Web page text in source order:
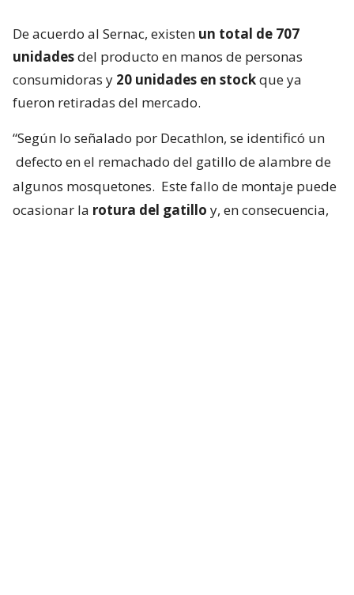
De acuerdo al Sernac, existen un total de 707
unidadesdel producto en manos de personas
consumidoras y 20 unidades en stockque ya
fueron retiradas del mercado.
“Según lo señalado por Decathlon, se identificó un
defecto en el remachado del gatillo de alambre de
algunos mosquetones. Este fallo de montaje puede
ocasionar la rotura del gatillo y, en consecuencia,